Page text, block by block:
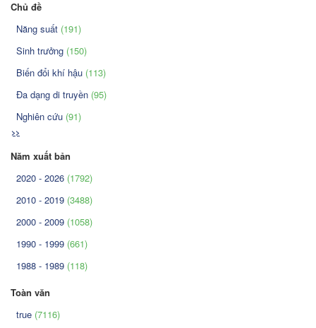
Chủ đề
Năng suất (191)
Sinh trưởng (150)
Biến đổi khí hậu (113)
Đa dạng di truyền (95)
Nghiên cứu (91)
>>
Năm xuất bản
2020 - 2026 (1792)
2010 - 2019 (3488)
2000 - 2009 (1058)
1990 - 1999 (661)
1988 - 1989 (118)
Toàn văn
true (7116)